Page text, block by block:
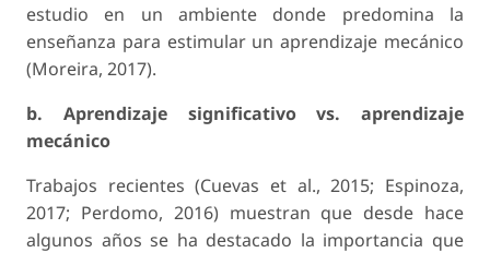
estudio en un ambiente donde predomina la
enseñanza para estimular un aprendizaje mecánico
(Moreira, 2017).
b. Aprendizaje significativo vs. aprendizaje
mecánico
Trabajos recientes (Cuevas et al., 2015; Espinoza,
2017; Perdomo, 2016) muestran que desde hace
algunos años se ha destacado la importancia que